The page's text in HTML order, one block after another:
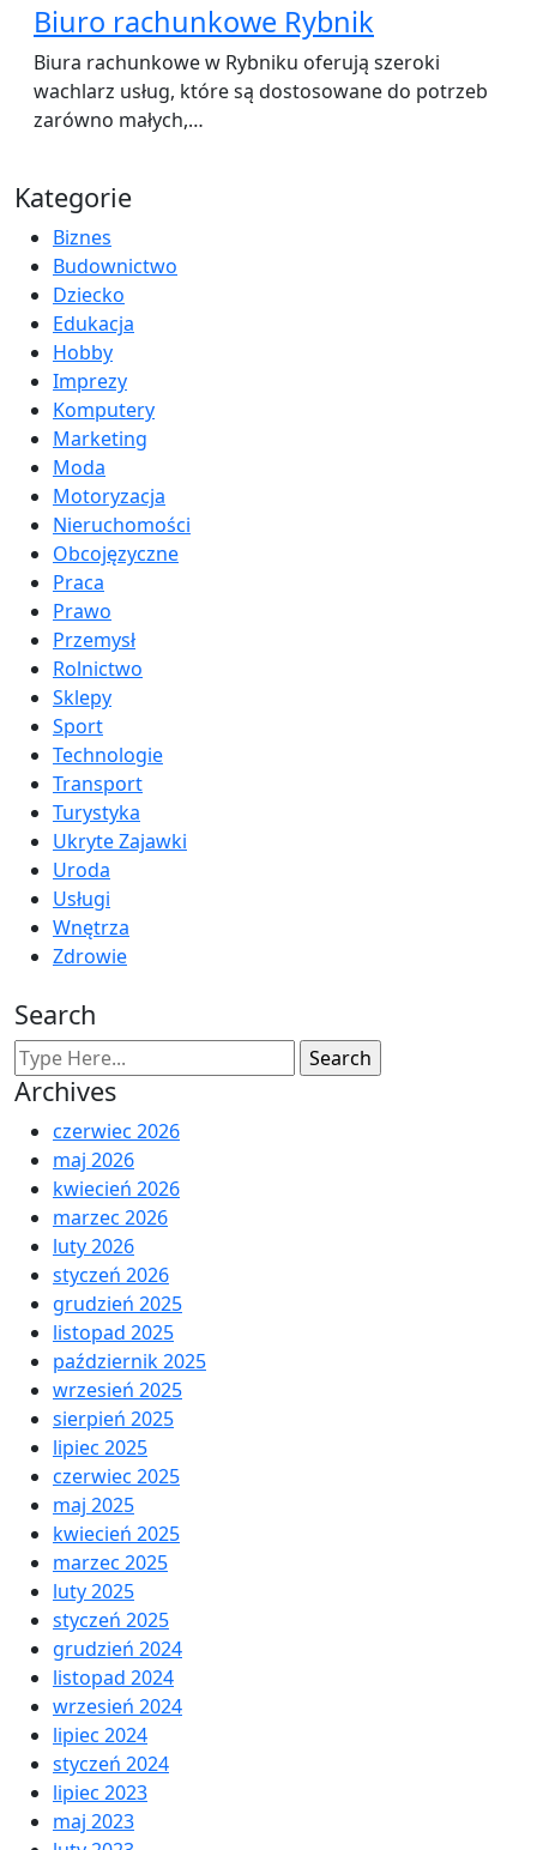
Biuro rachunkowe Rybnik
Biura rachunkowe w Rybniku oferują szeroki
wachlarz usług, które są dostosowane do potrzeb
zarówno małych,…
Kategorie
Biznes
Budownictwo
Dziecko
Edukacja
Hobby
Imprezy
Komputery
Marketing
Moda
Motoryzacja
Nieruchomości
Obcojęzyczne
Praca
Prawo
Przemysł
Rolnictwo
Sklepy
Sport
Technologie
Transport
Turystyka
Ukryte Zajawki
Uroda
Usługi
Wnętrza
Zdrowie
Search
Archives
czerwiec 2026
maj 2026
kwiecień 2026
marzec 2026
luty 2026
styczeń 2026
grudzień 2025
listopad 2025
październik 2025
wrzesień 2025
sierpień 2025
lipiec 2025
czerwiec 2025
maj 2025
kwiecień 2025
marzec 2025
luty 2025
styczeń 2025
grudzień 2024
listopad 2024
wrzesień 2024
lipiec 2024
styczeń 2024
lipiec 2023
maj 2023